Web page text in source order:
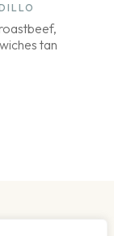
tan